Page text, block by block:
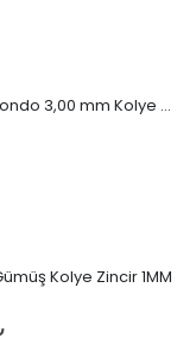
925 Ayar İtalyan Unisex Tondo 3,00 mm Kolye Zincir
Kolye Zincir 1MM